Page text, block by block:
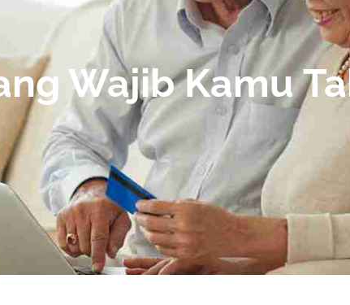
Wajib Kamu